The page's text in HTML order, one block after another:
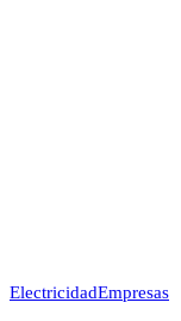
ElectricidadEmpresas